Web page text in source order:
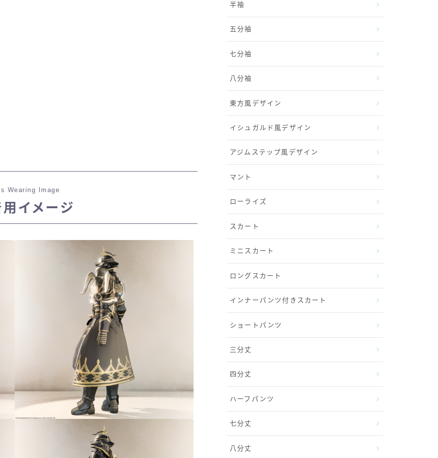
ショートパンツ
極シタデル・ボズヤ追憶戦
Wearing Image
イメージ
半袖
五分袖
七分袖
八分袖
東方風デザイン
イシュガルド風デザイン
アジムステップ風デザイン
マント
ローライズ
スカート
ミニスカート
ロングスカート
インナーパンツ付きスカート
ショートパンツ
三分丈
四分丈
ハーフパンツ
七分丈
八分丈